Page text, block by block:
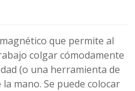
que permite al
colgar cómodamente
(o una herramienta de
mano. Se puede colocar